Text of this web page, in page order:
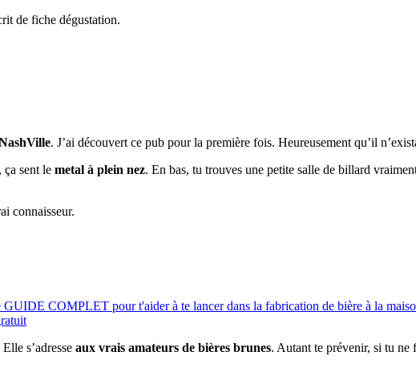
de fiche dégustation.
. J’ai découvert ce pub pour la première fois. Heureusement qu’il
sent le metal à plein nez. En bas, tu trouves une petite salle de billard
connaisseur.
GUIDE COMPLET pour t'aider à te lancer dans la fabrication de bière à la
s’adresse aux vrais amateurs de bières brunes. Autant te prévenir, si tu ne